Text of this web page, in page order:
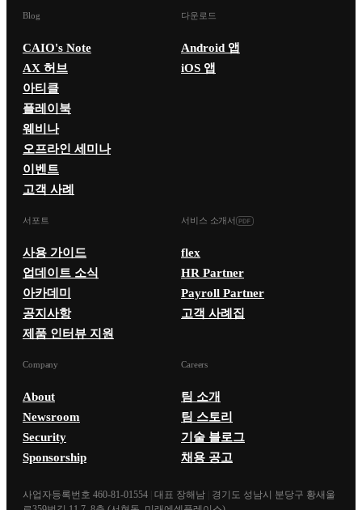
Blog
CAIO's Note
AX 허브
아티클
플레이북
웨비나
오프라인 세미나
이벤트
고객 사례
다운로드
Android 앱
iOS 앱
서포트
사용 가이드
업데이트 소식
아카데미
공지사항
제품 인터뷰 지원
서비스 소개서
flex
HR Partner
Payroll Partner
고객 사례집
Company
About
Newsroom
Security
Sponsorship
Careers
팀 소개
팀 스토리
기술 블로그
채용 공고
사업자등록번호 460-81-01554 대표 장해남
경기도 성남시 분당구 황새울